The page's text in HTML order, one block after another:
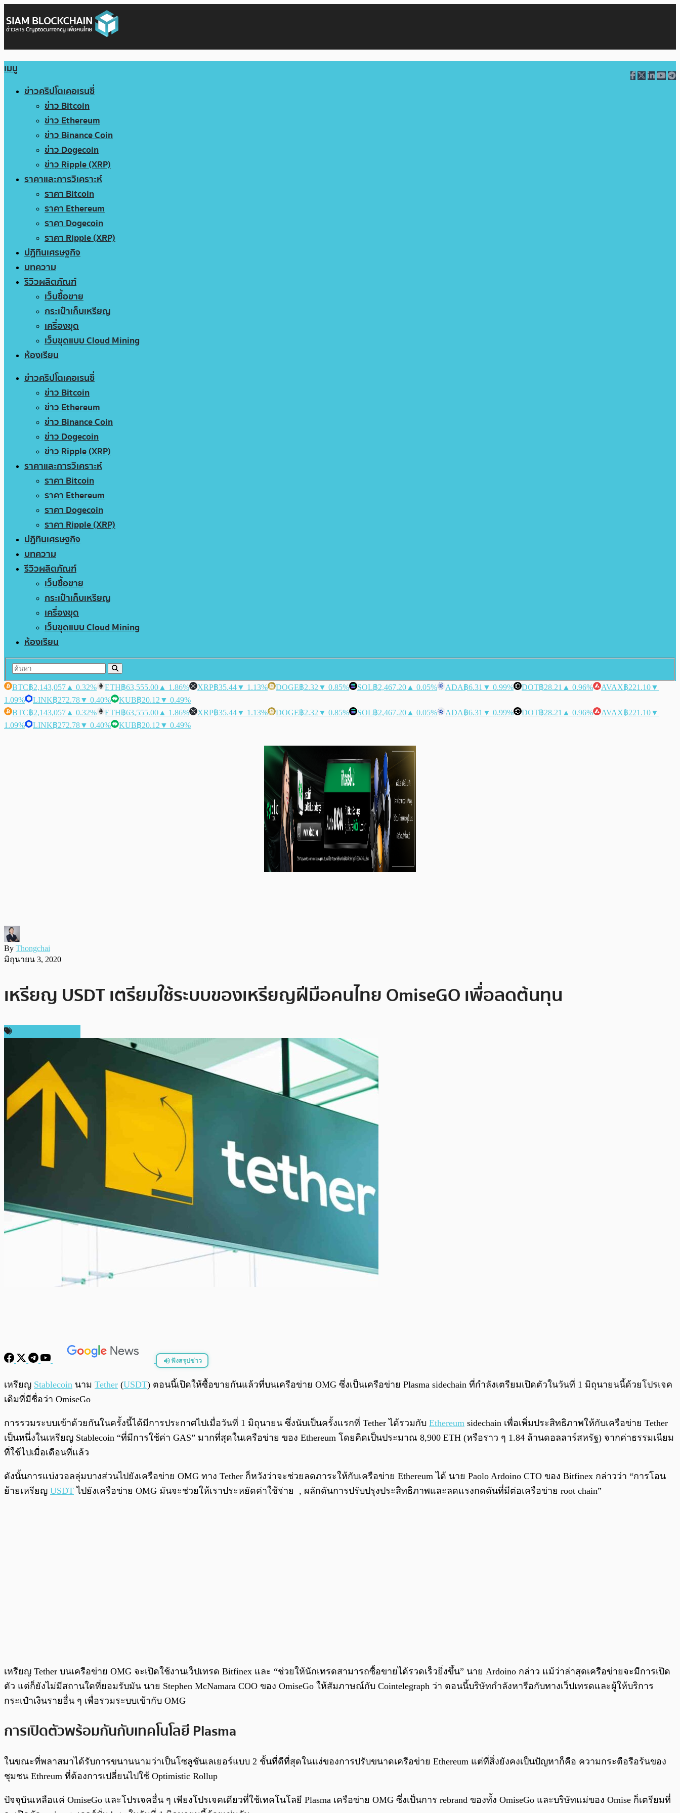
เมนู
ข่าวคริปโตเคอเรนซี่
ข่าว Bitcoin
ข่าว Ethereum
ข่าว Binance Coin
ข่าว Dogecoin
ข่าว Ripple (XRP)
ราคาและการวิเคราะห์
ราคา Bitcoin
ราคา Ethereum
ราคา Dogecoin
ราคา Ripple (XRP)
ปฏิทินเศรษฐกิจ
บทความ
รีวิวผลิตภัณฑ์
เว็บซื้อขาย
กระเป๋าเก็บเหรียญ
เครื่องขุด
เว็บขุดแบบ Cloud Mining
ห้องเรียน
ข่าวคริปโตเคอเรนซี่
ข่าว Bitcoin
ข่าว Ethereum
ข่าว Binance Coin
ข่าว Dogecoin
ข่าว Ripple (XRP)
ราคาและการวิเคราะห์
ราคา Bitcoin
ราคา Ethereum
ราคา Dogecoin
ราคา Ripple (XRP)
ปฏิทินเศรษฐกิจ
บทความ
รีวิวผลิตภัณฑ์
เว็บซื้อขาย
กระเป๋าเก็บเหรียญ
เครื่องขุด
เว็บขุดแบบ Cloud Mining
ห้องเรียน
BTC฿2,143,057 ▲ 0.32% ETH฿63,555.00 ▲ 1.86% XRP฿35.44▼ 1.13% DOGE฿2.32 ▼ 0.85% SOL฿2,467.20 ▲ 0.05% ADA฿6.31 ▼ 0.99% DOT฿28.21 ▲ 0.96% AVAX฿221.10▼
1.09%
LINK฿272.78▼ 0.40% KUB฿20.12 ▼ 0.49%
BTC฿2,143,057 ▲ 0.32% ETH฿63,555.00 ▲ 1.86% XRP฿35.44▼ 1.13% DOGE฿2.32 ▼ 0.85% SOL฿2,467.20 ▲ 0.05% ADA฿6.31 ▼ 0.99% DOT฿28.21 ▲ 0.96% AVAX฿221.10▼
1.09%
LINK฿272.78▼ 0.40% KUB฿20.12 ▼ 0.49%
By Thongchai
มิถุนายน 3, 2020
เหรียญ USDT เตรียมใช้ระบบของเหรียญฝีมือคนไทย OmiseGO เพื่อลดต้นทุน
ฟังสรุปข่าว
พร้อมเล่น /0:00
เหรียญ Stablecoin นาม Tether (USDT) ตอนนี้เปิดให้ซื้อขายกันแล้วที่บนเครือข่าย OMG ซึ่งเป็นเครือข่าย Plasma sidechain ที่กำลังเตรียมเปิดตัวในวันที่ 1 มิถุนายนนี้ด้วยโปรเจค
เดิมที่มีชื่อว่า OmiseGo
การรวมระบบเข้าด้วยกันในครั้งนี้ได้มีการประกาศไปเมื่อวันที่ 1 มิถุนายน ซึ่งนับเป็นครั้งแรกที่ Tether ได้รวมกับ Ethereum sidechain เพื่อเพิ่มประสิทธิภาพให้กับเครือข่าย Tether
เป็นหนึ่งในเหรียญ Stablecoin “ที่มีการใช้ค่า GAS” มากที่สุดในเครือข่าย ของ Ethereum โดยคิดเป็นประมาณ 8,900 ETH (หรือราว ๆ 1.84 ล้านดอลลาร์สหรัฐ) จากค่าธรรมเนียม
ที่ใช้ไปเมื่อเดือนที่แล้ว
ดังนั้นการแบ่งวอลลุ่มบางส่วนไปยังเครือข่าย OMG ทาง Tether ก็หวังว่าจะช่วยลดภาระให้กับเครือข่าย Ethereum ได้ นาย Paolo Ardoino CTO ของ Bitfinex กล่าวว่า “การโอน
ย้ายเหรียญ USDT ไปยังเครือข่าย OMG มันจะช่วยให้เราประหยัดค่าใช้จ่าย , ผลักดันการปรับปรุงประสิทธิภาพและลดแรงกดดันที่มีต่อเครือข่าย root chain”
เหรียญ Tether บนเครือข่าย OMG จะเปิดใช้งานเว็ปเทรด Bitfinex และ “ช่วยให้นักเทรดสามารถซื้อขายได้รวดเร็วยิ่งขึ้น” นาย Ardoino กล่าว แม้ว่าล่าสุดเครือข่ายจะมีการเปิด
ตัว แต่ก็ยังไม่มีสถานใดที่ยอมรับมัน นาย Stephen McNamara COO ของ OmiseGo ให้สัมภาษณ์กับ Cointelegraph ว่า ตอนนี้บริษัทกำลังหารือกับทางเว็ปเทรดและผู้ให้บริการ
กระเป๋าเงินรายอื่น ๆ เพื่อรวมระบบเข้ากับ OMG
การเปิดตัวพร้อมกันกับเทคโนโลยี Plasma
ในขณะที่พลาสมาได้รับการขนานนามว่าเป็นโซลูชันเลเยอร์แบบ 2 ชั้นที่ดีที่สุดในแง่ของการปรับขนาดเครือข่าย Ethereum แต่ที่สิ่งยังคงเป็นปัญหาก็คือ ความกระตือรือร้นของ
ชุมชน Ethreum ที่ต้องการเปลี่ยนไปใช้ Optimistic Rollup
ปัจจุบันเหลือแค่ OmiseGo และโปรเจคอื่น ๆ เพียงโปรเจคเดียวที่ใช้เทคโนโลยี Plasma เครือข่าย OMG ซึ่งเป็นการ rebrand ของทั้ง OmiseGo และบริษัทแม่ของ Omise ก็เตรียมที่